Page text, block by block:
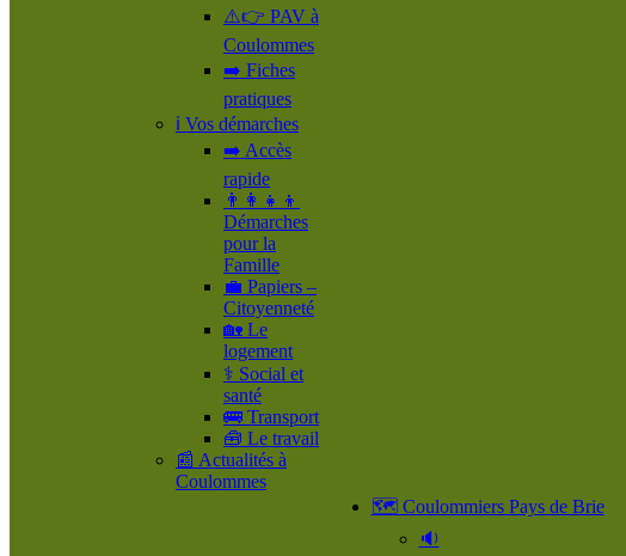
⚠️👉 PAV à
Coulommes
➡️ Fiches
pratiques
ℹ️ Vos démarches
➡️ Accès
rapide
👨‍👩‍👧‍👦
Démarches
pour la
Famille
💼 Papiers –
Citoyenneté
🏡 Le
logement
⚕️ Social et
santé
🚌 Transport
🧰 Le travail
📰 Actualités à
Coulommes
🗺️ Coulommiers Pays de Brie
🔉